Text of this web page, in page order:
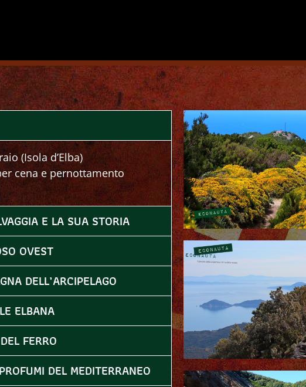
(Isola d’Elba)
cena e pernottamento
E LA SUA STORIA
OVEST
DELL’ARCIPELAGO
ELBANA
FERRO
DEL MEDITERRANEO